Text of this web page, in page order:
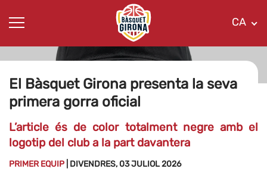
CA
El Bàsquet Girona presenta la seva
primera gorra oficial
L’article és de color totalment negre amb el
logotip del club a la part davantera
PRIMER EQUIP | DIVENDRES, 03 JULIOL 2026